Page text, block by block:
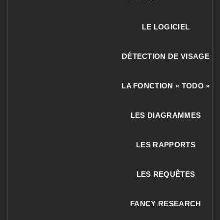
LE LOGICIEL
DÉTECTION DE VISAGE
LA FONCTION « TODO »
LES DIAGRAMMES
LES RAPPORTS
LES REQUÊTES
FANCY RESEARCH